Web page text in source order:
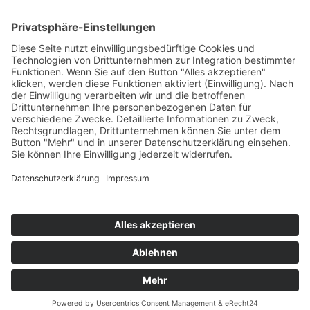
Jahrescharts
Top 100
Hot 50
Top Neueinsteiger
Highscores
DJ-Promo buchen